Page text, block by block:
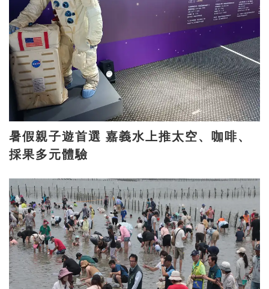
暑假親子遊首選 嘉義水上推太空、咖啡、
採果多元體驗